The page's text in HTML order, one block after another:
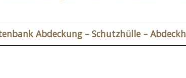
Abdeckung – Schutzhülle –